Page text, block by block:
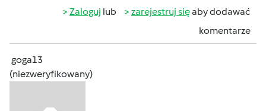
Zaloguj lub zarejestruj sięaby dodawać
komentarze
goga13
(niezweryfikowany)